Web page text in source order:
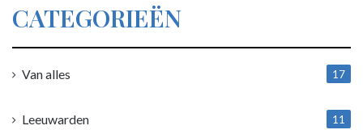
CATEGORIEËN
Van alles
17
Leeuwarden
11